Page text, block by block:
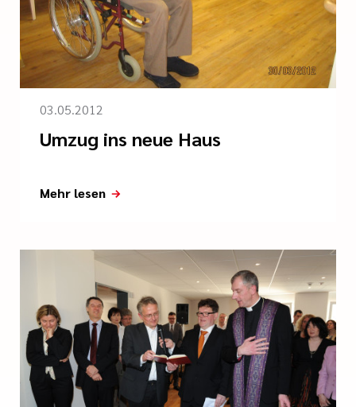
03.05.2012
Umzug ins neue Haus
Mehr lesen